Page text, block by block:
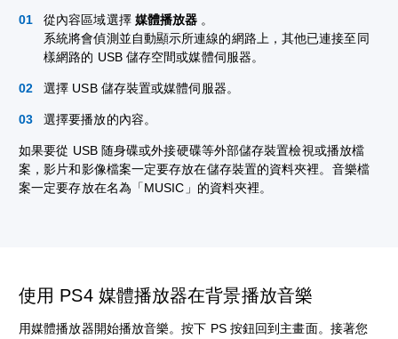
從內容區域選擇 媒體播放器 。
系統將會偵測並自動顯示所連線的網路上，其他已連接至同
樣網路的 USB 儲存空間或媒體伺服器。
選擇 USB 儲存裝置或媒體伺服器。
選擇要播放的內容。
如果要從 USB 随身碟或外接硬碟等外部儲存裝置檢視或播放檔
案，影片和影像檔案一定要存放在儲存裝置的資料夾裡。音樂檔
案一定要存放在名為「MUSIC」的資料夾裡。
使用 PS4 媒體播放器在背景播放音樂
用媒體播放器開始播放音樂。按下 PS 按鈕回到主畫面。接著您